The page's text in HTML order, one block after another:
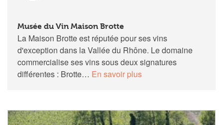
Musée du Vin Maison Brotte
La Maison Brotte est réputée pour ses vins
d'exception dans la Vallée du Rhône. Le domaine
commercialise ses vins sous deux signatures
différentes : Brotte… En savoir plus